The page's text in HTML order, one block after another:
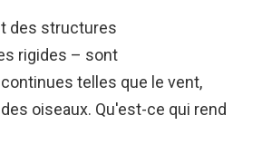
des structures
rigides – sont
telles que le vent,
oiseaux. Qu'est-ce qui rend